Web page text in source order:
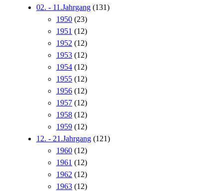
02. - 11.Jahrgang (131)
1950 (23)
1951 (12)
1952 (12)
1953 (12)
1954 (12)
1955 (12)
1956 (12)
1957 (12)
1958 (12)
1959 (12)
12. - 21.Jahrgang (121)
1960 (12)
1961 (12)
1962 (12)
1963 (12)